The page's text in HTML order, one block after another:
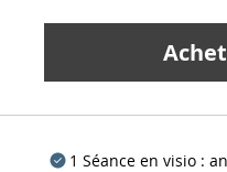
1 Séance en visio :